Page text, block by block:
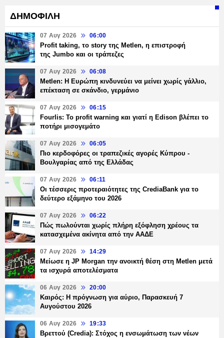
ΔΗΜΟΦΙΛΗ
07 Αυγ 2026 06:00
Profit taking, το story της Metlen, η επιστροφή
της Jumbo και οι τράπεζες
07 Αυγ 2026 06:08
Metlen: Η Ευρώπη κινδυνεύει να μείνει χωρίς γάλλιο,
επέκταση σε σκάνδιο, γερμάνιο
07 Αυγ 2026 06:15
Fourlis: Το profit warning και γιατί η Edison βλέπει το
ποτήρι μισογεμάτο
07 Αυγ 2026 06:05
Πιο κερδοφόρες οι τραπεζικές αγορές Κύπρου -
Βουλγαρίας από της Ελλάδας
07 Αυγ 2026 06:11
Οι τέσσερις προτεραιότητες της CrediaBank για το
δεύτερο εξάμηνο του 2026
07 Αυγ 2026 06:22
Πώς πωλούνται χωρίς πλήρη εξόφληση χρέους τα
κατασχεμένα ακίνητα από την ΑΑΔΕ
07 Αυγ 2026 14:29
Μείωσε η JP Morgan την ανοικτή θέση στη Metlen μετά
τα ισχυρά αποτελέσματα
06 Αυγ 2026 20:00
Καιρός: Η πρόγνωση για αύριο, Παρασκευή 7
Αυγούστου 2026
06 Αυγ 2026 19:33
Βρεττού (Credia): Στόχος η ενσωμάτωση των νέων